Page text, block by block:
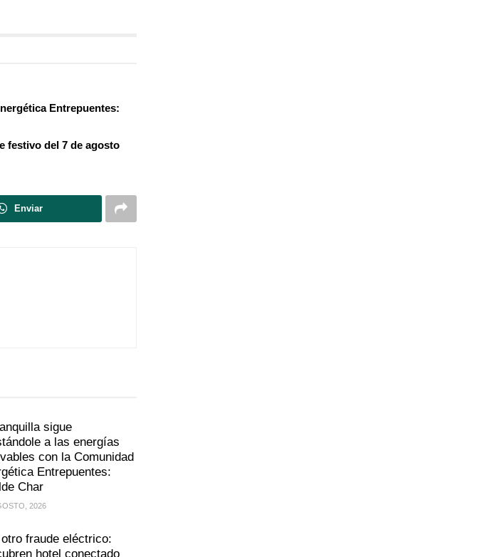
Entrepuentes:
festivo del 7 de agosto
Enviar
sigue
a las energías
con la Comunidad
Entrepuentes:
Char
2026
fraude eléctrico:
hotel conectado